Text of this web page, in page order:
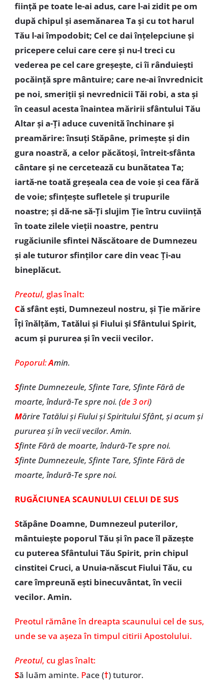
fiinţă pe toate le-ai adus, care l-ai zidit pe om
după chipul şi asemănarea Ta şi cu tot harul
Tău l-ai împodobit; Cel ce dai înţelepciune şi
pricepere celui care cere şi nu-l treci cu
vederea pe cel care greşeşte, ci îi rânduieşti
pocăinţă spre mântuire; care ne-ai învrednicit
pe noi, smeriţii şi nevrednicii Tăi robi, a sta şi
în ceasul acesta înaintea măririi sfântului Tău
Altar şi a-Ţi aduce cuvenită închinare şi
preamărire: însuţi Stăpâne, primeşte şi din
gura noastră, a celor păcătoşi, întreit-sfânta
cântare şi ne cercetează cu bunătatea Ta;
iartă-ne toată greşeala cea de voie şi cea fără
de voie; sfinţeşte sufletele şi trupurile
noastre; şi dă-ne să-Ţi slujim Ţie întru cuviinţă
în toate zilele vieţii noastre, pentru
rugăciunile sfintei Născătoare de Dumnezeu
şi ale tuturor sfinţilor care din veac Ţi-au
bineplăcut.
Preotul, glas înalt:
Că sfânt eşti, Dumnezeul nostru, şi Ţie mărire
Îţi înălţăm, Tatălui şi Fiului şi Sfântului Spirit,
acum şi pururea și în vecii vecilor.
Poporul:Amin.
Sfinte Dumnezeule, Sfinte Tare, Sfinte Fără de
moarte, îndură-Te spre noi. (de 3 ori)
Mărire Tatălui şi Fiului şi Spiritului Sfânt, şi acum şi
pururea şi în vecii vecilor. Amin.
Sfinte Fără de moarte, îndură-Te spre noi.
Sfinte Dumnezeule, Sfinte Tare, Sfinte Fără de
moarte, îndură-Te spre noi.
RUGĂCIUNEA SCAUNULUI CELUI DE SUS
Stăpâne Doamne, Dumnezeul puterilor,
mântuiește poporul Tău și în pace îl păzește
cu puterea Sfântului Tău Spirit, prin chipul
cinstitei Cruci, a Unuia-născut Fiului Tău, cu
care împreună ești binecuvântat, în vecii
vecilor. Amin.
Preotul rămâne în dreapta scaunului cel de sus,
unde se va așeza în timpul citirii Apostolului.
Preotul, cu glas înalt:
Să luăm aminte. Pace (†) tuturor.